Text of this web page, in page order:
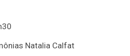
Natalia Calfat